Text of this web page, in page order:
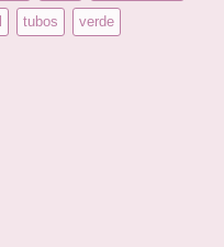
tubos verde